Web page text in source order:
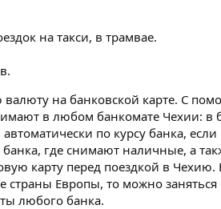
на такси, в трамвае.
на банковской карте. С
в любом банкомате Чехии: в
по курсу банка,
где снимают наличные, а
карту перед поездкой в
страны Европы, то можно
любого банка.